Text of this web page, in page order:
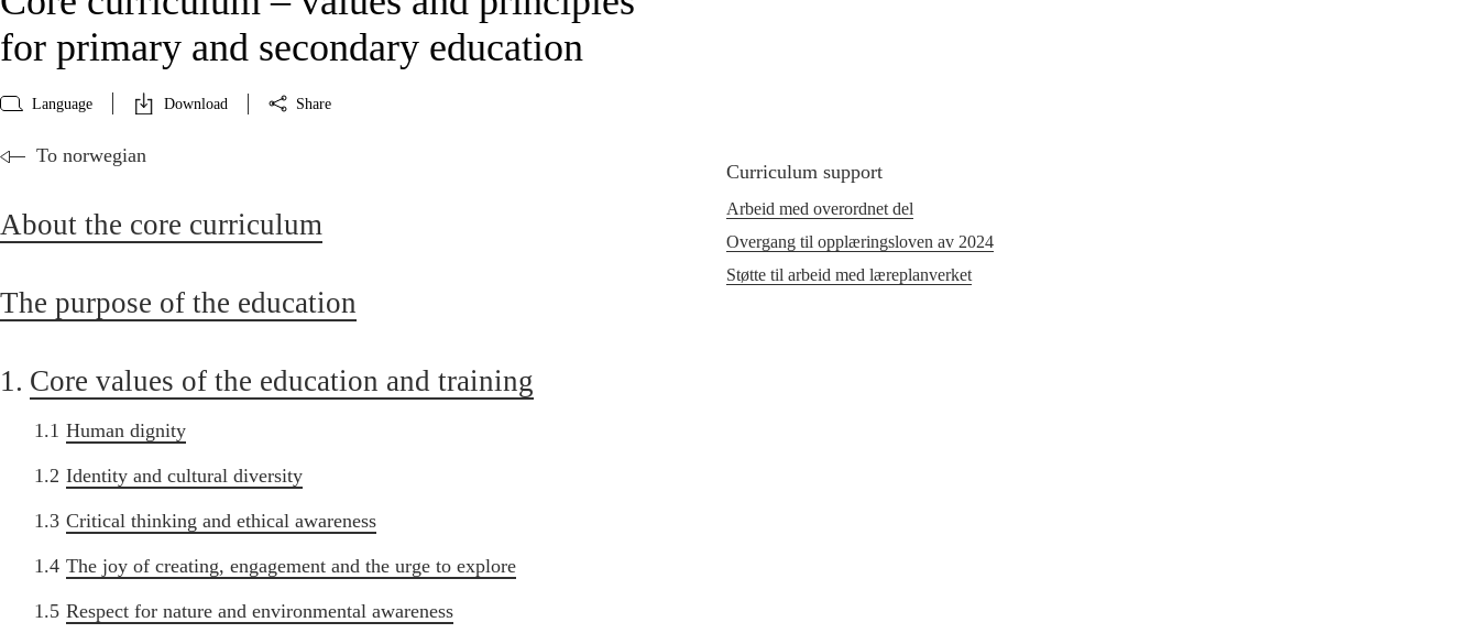
for primary and secondary education
Language Download Share
To norwegian
About the core curriculum
The purpose of the education
1. Core values of the education and training
1.1 Human dignity
1.2 Identity and cultural diversity
1.3 Critical thinking and ethical awareness
1.4 The joy of creating, engagement and the urge to explore
1.5 Respect for nature and environmental awareness
Curriculum support
Arbeid med overordnet del
Overgang til opplæringsloven av 2024
Støtte til arbeid med læreplanverket